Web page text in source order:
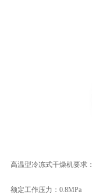
高温型冷冻式干燥机要求：
额定工作压力：0.8MPa